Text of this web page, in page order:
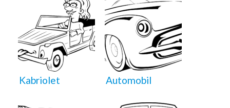
Kabriolet Automobil